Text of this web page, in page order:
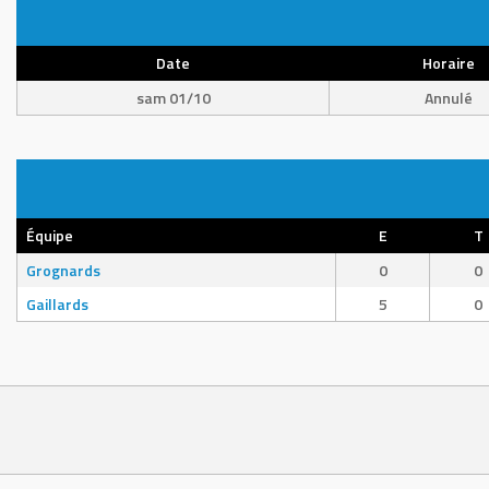
Date Horaire
sam 01/10
Annulé
Équipe E T
Grognards
0 0
Gaillards
5 0